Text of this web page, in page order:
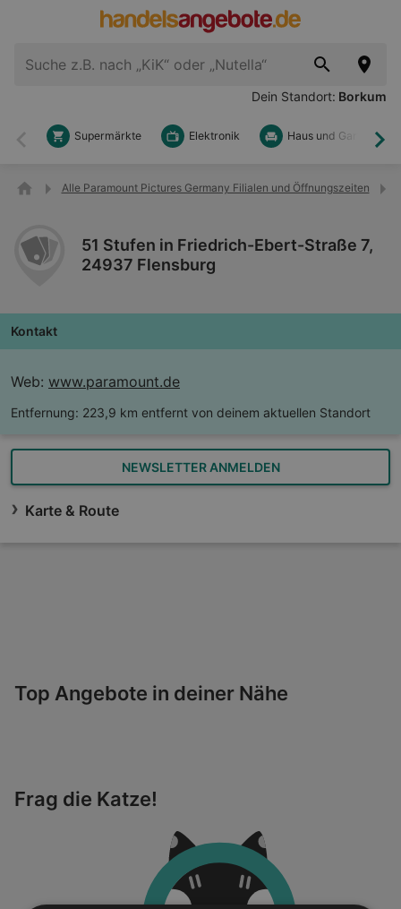
Dein Standort: Borkum
Zurück
Supermärkte Elektronik Haus und Garten
Alle Paramount Pictures Germany Filialen und Öffnungszeiten
51 Stufen in Friedrich-Ebert-Straße 7,
24937 Flensburg
Kontakt
Web: www.paramount.de
Entfernung: 223,9 km entfernt von deinem aktuellen Standort
NEWSLETTER ANMELDEN
Karte & Route
Top Angebote in deiner Nähe
Frag die Katze!